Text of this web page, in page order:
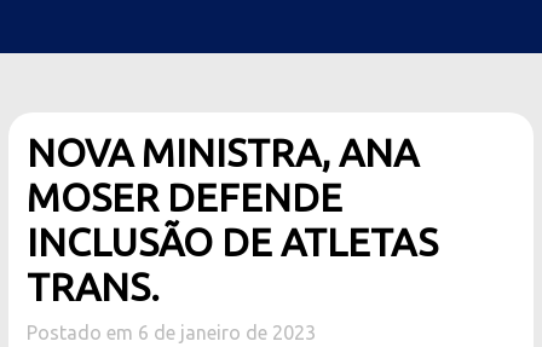
NOVA MINISTRA, ANA
MOSER DEFENDE
INCLUSÃO DE ATLETAS
TRANS.
Postado em 6 de janeiro de 2023